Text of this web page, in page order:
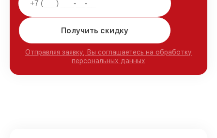
Получить скидку
Отправляя заявку, Вы соглашаетесь на обработку
персональных данных